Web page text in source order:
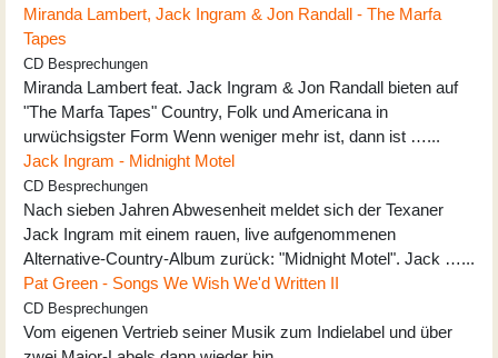
Miranda Lambert, Jack Ingram & Jon Randall - The Marfa
Tapes
CD Besprechungen
Miranda Lambert feat. Jack Ingram & Jon Randall bieten auf
"The Marfa Tapes" Country, Folk und Americana in
urwüchsigster Form Wenn weniger mehr ist, dann ist …...
Jack Ingram - Midnight Motel
CD Besprechungen
Nach sieben Jahren Abwesenheit meldet sich der Texaner
Jack Ingram mit einem rauen, live aufgenommenen
Alternative-Country-Album zurück: "Midnight Motel". Jack …...
Pat Green - Songs We Wish We'd Written II
CD Besprechungen
Vom eigenen Vertrieb seiner Musik zum Indielabel und über